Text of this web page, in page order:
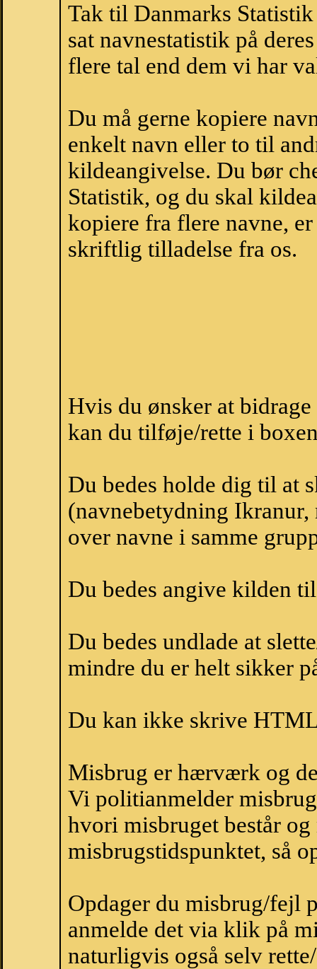
Tak til Danmarks
sat navnestatistik på
flere tal end dem vi har
Du må gerne kopiere
enkelt navn eller to til
kildeangivelse. Du bør
Statistik, og du skal
kopiere fra flere navne,
skriftlig tilladelse fra os.
Hvis du ønsker at
kan du tilføje/rette i
Du bedes holde dig til at
(navnebetydning
over navne i samme
Du bedes angive kilden
Du bedes undlade at
mindre du er helt sikker
Du kan ikke skrive
Misbrug er hærværk og
Vi politianmelder
hvori misbruget består
misbrugstidspunktet, så
Opdager du misbrug/fejl
anmelde det via klik på
naturligvis også selv